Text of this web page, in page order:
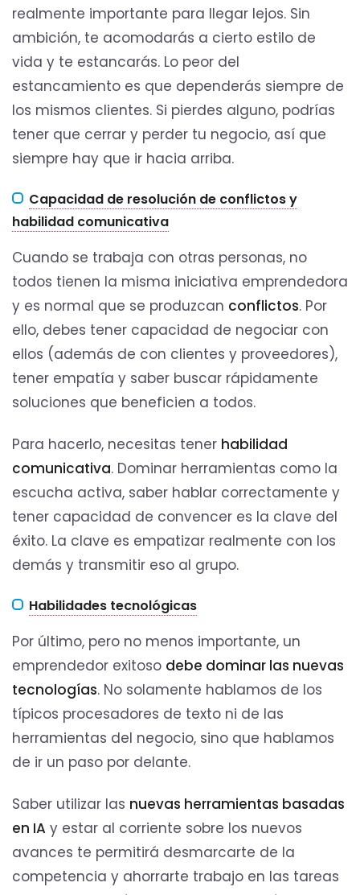
realmente importante para llegar lejos. Sin
ambición, te acomodarás a cierto estilo de
vida y te estancarás. Lo peor del
estancamiento es que dependerás siempre de
los mismos clientes. Si pierdes alguno, podrías
tener que cerrar y perder tu negocio, así que
siempre hay que ir hacia arriba.
Capacidad de resolución de conflictos y
habilidad comunicativa
Cuando se trabaja con otras personas, no
todos tienen la misma iniciativa emprendedora
y es normal que se produzcan conflictos. Por
ello, debes tener capacidad de negociar con
ellos (además de con clientes y proveedores),
tener empatía y saber buscar rápidamente
soluciones que beneficien a todos.
Para hacerlo, necesitas tener habilidad
comunicativa. Dominar herramientas como la
escucha activa, saber hablar correctamente y
tener capacidad de convencer es la clave del
éxito. La clave es empatizar realmente con los
demás y transmitir eso al grupo.
Habilidades tecnológicas
Por último, pero no menos importante, un
emprendedor exitoso debe dominar las nuevas
tecnologías. No solamente hablamos de los
típicos procesadores de texto ni de las
herramientas del negocio, sino que hablamos
de ir un paso por delante.
Saber utilizar las nuevas herramientas basadas
en IA y estar al corriente sobre los nuevos
avances te permitirá desmarcarte de la
competencia y ahorrarte trabajo en las tareas